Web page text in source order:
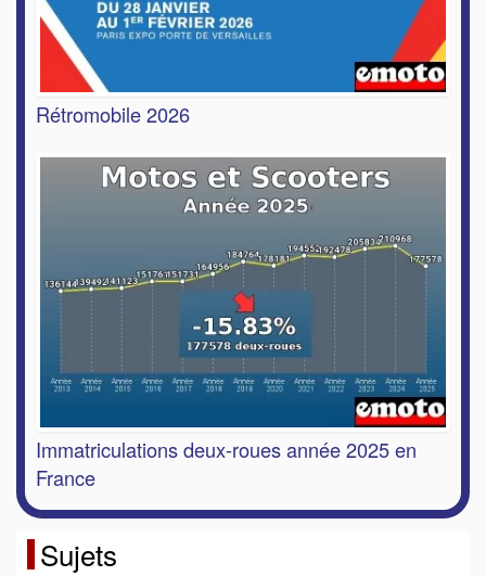
Rétromobile 2026
Immatriculations deux-roues année 2025 en
France
Sujets